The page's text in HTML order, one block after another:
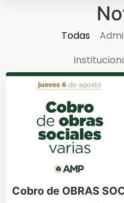
Todas
Cobro de OBRAS